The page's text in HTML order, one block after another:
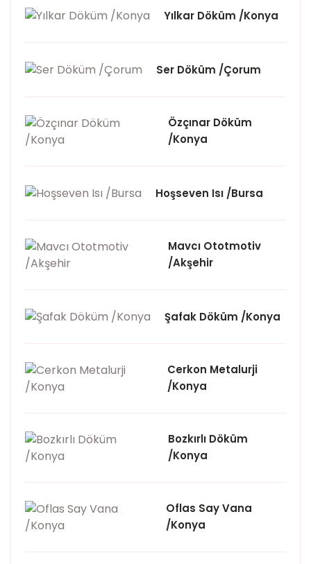
Yılkar Döküm /Konya
Ser Döküm /Çorum
Özçınar Döküm
/Konya
Hoşseven Isı /Bursa
Mavcı Ototmotiv
/Akşehir
Şafak Döküm /Konya
Cerkon Metalurji
/Konya
Bozkırlı Döküm
/Konya
Oflas Say Vana
/Konya